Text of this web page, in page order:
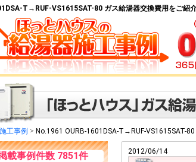
T→RUF-VS1615SAT-80 ガス給湯器交換費用をご紹介
工事例 > No.1961 OURB-1601DSA-T→RUF-VS1615SAT-80
載事例件数 7851件 2012/06/14